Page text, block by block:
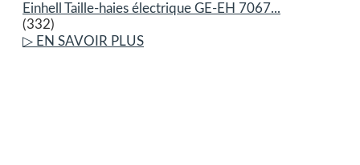
Einhell Taille-haies électrique GE-EH 7067...
(332)
▷ EN SAVOIR PLUS